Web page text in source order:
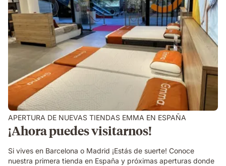
APERTURA DE NUEVAS TIENDAS EMMA EN ESPAÑA
¡Ahora puedes visitarnos!
Si vives en Barcelona o Madrid ¡Estás de suerte! Conoce
nuestra primera tienda en España y próximas aperturas donde